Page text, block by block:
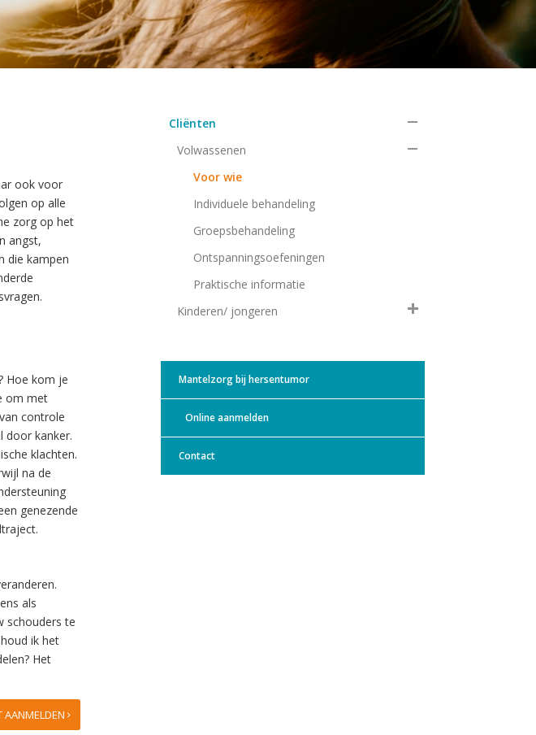
ook voor
op alle
zorg op het
angst,
die kampen
Hoe kom je
om met
controle
door kanker.
klachten.
na de
genezende
als
schouders te
ik het
Het
AANMELDEN
Cliënten
Volwassenen
Voor wie
Individuele behandeling
Groepsbehandeling
Ontspanningsoefeningen
Praktische informatie
Kinderen/ jongeren
Mantelzorg bij hersentumor
Online aanmelden
Contact